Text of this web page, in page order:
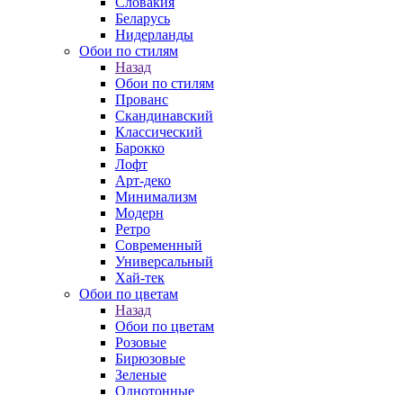
Беларусь
Нидерланды
Обои по стилям
Назад
Обои по стилям
Прованс
Скандинавский
Классический
Барокко
Лофт
Арт-деко
Минимализм
Модерн
Ретро
Современный
Универсальный
Хай-тек
Обои по цветам
Назад
Обои по цветам
Розовые
Бирюзовые
Зеленые
Однотонные